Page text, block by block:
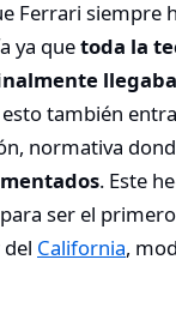
Ferrari siempre
ya quetoda la
también
normativa
. Este
ser el
California,